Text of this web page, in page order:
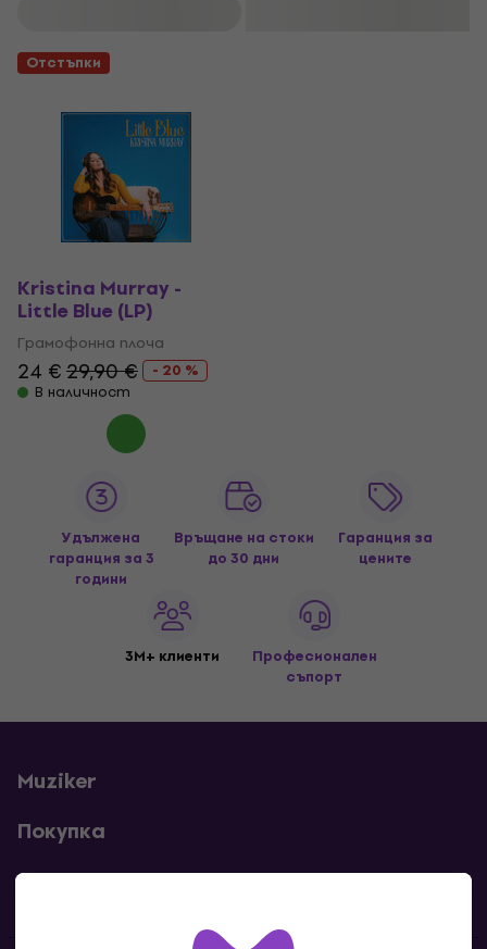
Отстъпки
Kristina Murray -
Little Blue (LP)
Грамофонна плоча
24 €29,90 €
- 20 %
В наличност
Удължена
гаранция за 3
години
Връщане на стоки
до 30 дни
Гаранция за
цените
3M+ клиенти
Професионален
съпорт
Muziker
Покупка
Полезни линкове